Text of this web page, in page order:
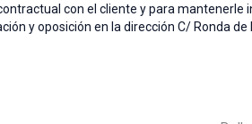
con el cliente y para
y oposición en la dirección C/ Ronda de